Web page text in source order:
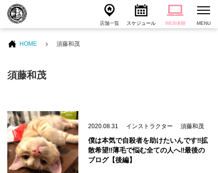
店舗一覧 スケジュール WEB体験 MENU
HOME 須藤和茂
須藤和茂
2020.08.31 インストラクター 須藤和茂
僕は本気で自殺者を助けたいんです‼️拡
散希望‼️薄毛で悩む全ての人へ‼️最後の
ブログ【後編】